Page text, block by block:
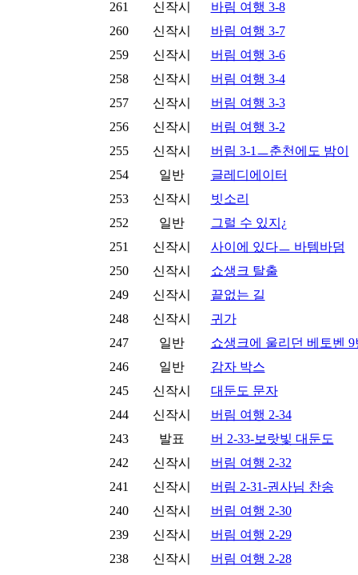
261 신작시
바림 여행 3-8
260
신작시
바림 여행 3-7
259
신작시
버림 여행 3-6
258
신작시
버림 여행 3-4
257
신작시
버림 여행 3-3
256
신작시
버림 여행 3-2
255
신작시
버림 3-1ㅡ춘천에도 밤이
254
일반
글레디에이터
253
신작시
빗소리
252
일반
그럴 수 있지¿
251
신작시
사이에 있다ㅡ 바템바덤
250
신작시
쇼생크 탈출
249
신작시
끝없는 길
248
신작시
귀가
247
일반
쇼생크에 울리던 베토벤 9
246
일반
감자 박스
245
신작시
대둔도 문자
244
신작시
버림 여행 2-34
243
발표
버 2-33-보랏빛 대둔도
242
신작시
버림 여행 2-32
241
신작시
버림 2-31-권사님 찬송
240
신작시
버림 여행 2-30
239
신작시
버림 여행 2-29
238
신작시
버림 여행 2-28